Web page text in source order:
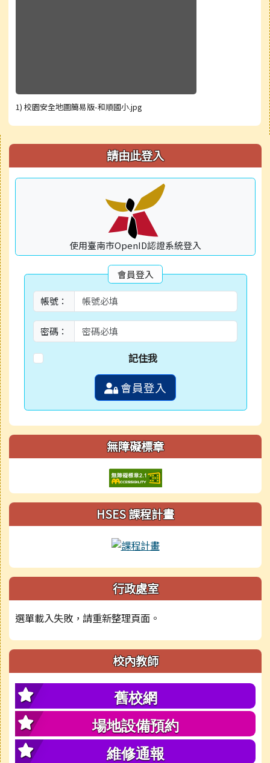
1) 校園安全地圖簡易版-和順國小.jpg
右邊區域內容 請由此登入
使用臺南市OpenID認證系統登入
會員登入
帳號：
密碼：
記住我
會員登入
無障礙標章
HSES 課程計畫
行政處室
選單載入失敗，請重新整理頁面。
校內教師
舊校網
場地設備預約
維修通報